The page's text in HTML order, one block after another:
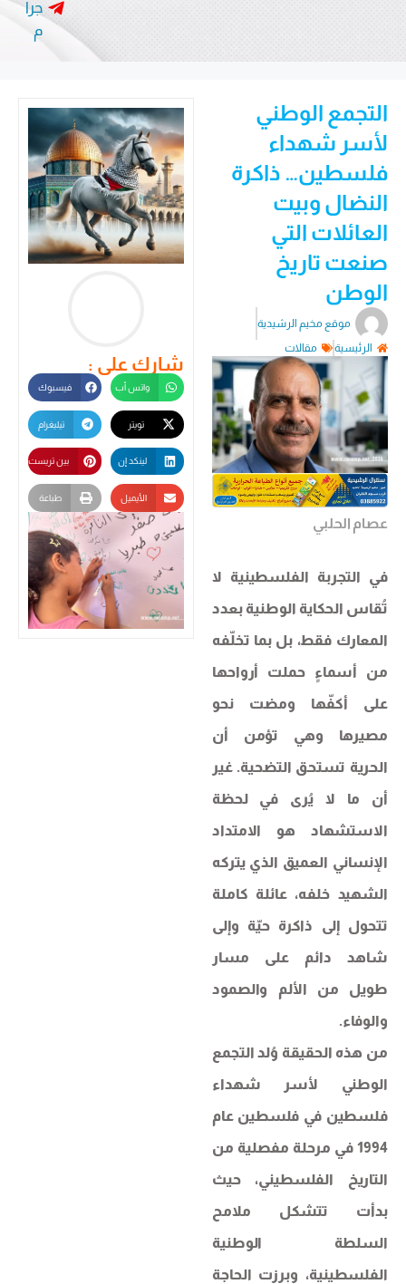
جرا
م
التجمع الوطني
لأسر شهداء
فلسطين… ذاكرة
النضال وبيت
العائلات التي
صنعت تاريخ
الوطن
موقع مخيم الرشيدية
الرئيسية
مقالات
عصام الحلبي
في التجربة الفلسطينية لا
تُقاس الحكاية الوطنية بعدد
المعارك فقط، بل بما تخلّفه
من أسماءٍ حملت أرواحها
على أكفّها ومضت نحو
مصيرها وهي تؤمن أن
الحرية تستحق التضحية. غير
أن ما لا يُرى في لحظة
الاستشهاد هو الامتداد
الإنساني العميق الذي يتركه
الشهيد خلفه، عائلة كاملة
تتحول إلى ذاكرة حيّة وإلى
شاهد دائم على مسار
طويل من الألم والصمود
والوفاء.
من هذه الحقيقة وُلد التجمع
الوطني لأسر شهداء
فلسطين في فلسطين عام
1994 في مرحلة مفصلية من
التاريخ الفلسطيني، حيث
بدأت تتشكل ملامح
السلطة الوطنية
الفلسطينية، وبرزت الحاجة
شارك على :
واتس أب فيسبوك
تيليغرام
لينكد إن بين تريست
الأيميل طباعة